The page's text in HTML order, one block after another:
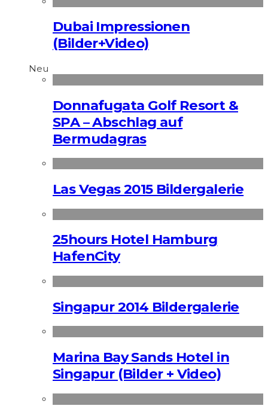
Dubai Impressionen
(Bilder+Video)
Neu
Donnafugata Golf Resort &
SPA – Abschlag auf
Bermudagras
Las Vegas 2015 Bildergalerie
25hours Hotel Hamburg
HafenCity
Singapur 2014 Bildergalerie
Marina Bay Sands Hotel in
Singapur (Bilder + Video)